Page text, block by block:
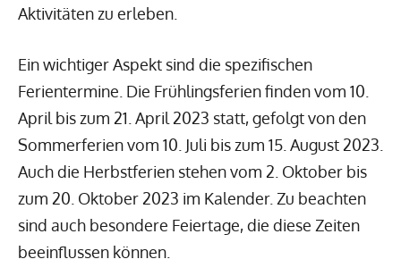
Aktivitäten zu erleben.
Ein wichtiger Aspekt sind die spezifischen
Ferientermine. Die Frühlingsferien finden vom 10.
April bis zum 21. April 2023 statt, gefolgt von den
Sommerferien vom 10. Juli bis zum 15. August 2023.
Auch die Herbstferien stehen vom 2. Oktober bis
zum 20. Oktober 2023 im Kalender. Zu beachten
sind auch besondere Feiertage, die diese Zeiten
beeinflussen können.